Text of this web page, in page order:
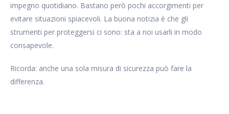
impegno quotidiano. Bastano però pochi accorgimenti per
evitare situazioni spiacevoli. La buona notizia è che gli
strumenti per proteggersi ci sono: sta a noi usarli in modo
consapevole.
Ricorda: anche una sola misura di sicurezza può fare la
differenza.